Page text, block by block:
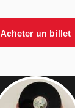
Acheter un billet